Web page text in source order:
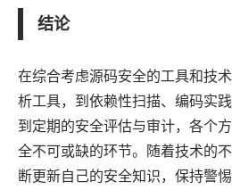
结论
在综合考虑源码安全的工具和技
析工具，到依赖性扫描、编码实
到定期的安全评估与审计，各个
全不可或缺的环节。随着技术的
断更新自己的安全知识，保持警